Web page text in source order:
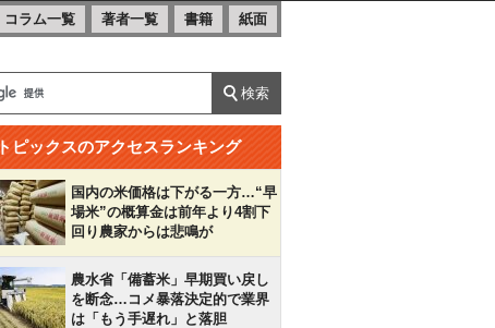
コラム一覧 著者一覧 書籍 紙面
トピックスのアクセスランキング
国内の米価格は下がる一方…“早
場米”の概算金は前年より4割下
回り農家からは悲鳴が
農水省「備蓄米」早期買い戻し
を断念…コメ暴落決定的で業界
は「もう手遅れ」と落胆